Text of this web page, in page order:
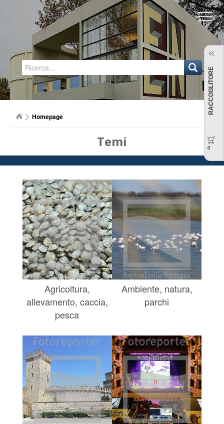
Regione Emilia-Romagna
Homepage
Temi
Agricoltura,
allevamento, caccia,
pesca
Ambiente, natura,
parchi
RACCOGLITORE
0